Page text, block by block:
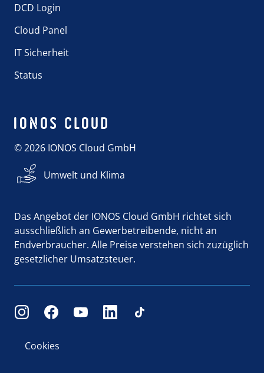
DCD Login
Cloud Panel
IT Sicherheit
Status
© 2026 IONOS Cloud GmbH
Umwelt und Klima
Das Angebot der IONOS Cloud GmbH richtet sich
ausschließlich an Gewerbetreibende, nicht an
Endverbraucher. Alle Preise verstehen sich zuzüglich
gesetzlicher Umsatzsteuer.
Cookies